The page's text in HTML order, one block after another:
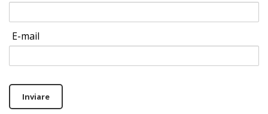
E-mail
Inviare